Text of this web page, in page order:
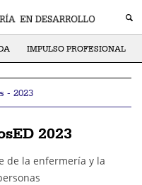
IMPULSO PROFESIONAL
- 2023
2023
de la enfermería y la